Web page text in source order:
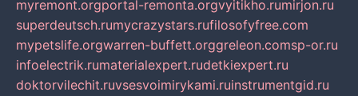
myremont.orgportal-remonta.orgvyitikho.rumirjon.ru
superdeutsch.rumycrazystars.rufilosofyfree.com
mypetslife.orgwarren-buffett.orggreleon.comsp-or.ru
infoelectrik.rumaterialexpert.rudetkiexpert.ru
doktorvilechit.ruvsesvoimirykami.ruinstrumentgid.ru